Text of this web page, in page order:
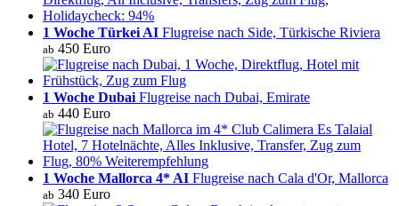
1 Woche Türkei AI Flugreise nach Side, Türkische Riviera
ab 450 Euro
1 Woche Dubai Flugreise nach Dubai, Emirate
ab 440 Euro
1 Woche Mallorca 4* AI Flugreise nach Cala d'Or, Mallorca
ab 340 Euro